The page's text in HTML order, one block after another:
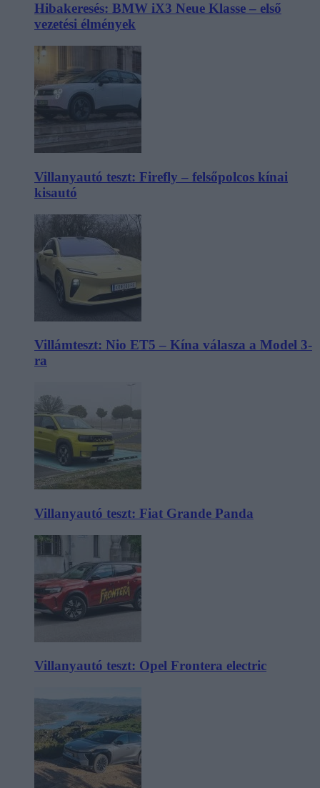
Hibakeresés: BMW iX3 Neue Klasse – első
vezetési élmények
Villanyautó teszt: Firefly – felsőpolcos kínai
kisautó
Villámteszt: Nio ET5 – Kína válasza a Model 3-
ra
Villanyautó teszt: Fiat Grande Panda
Villanyautó teszt: Opel Frontera electric